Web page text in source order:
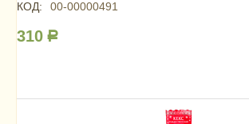
КОД: 00-00000491
310 Р